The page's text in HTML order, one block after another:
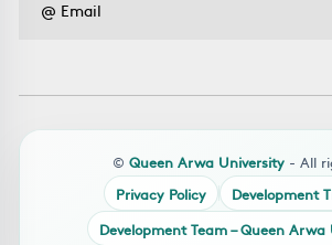
© Queen Arwa University - All
Privacy Policy
Development
Development Team – Queen Arwa